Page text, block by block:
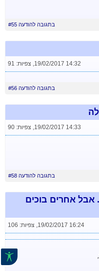
בתגובה להודעה #55
19/02/2017 14:32
, צפיות: 91
בתגובה להודעה #56
19/02/2017 14:33
, צפיות: 90
בתגובה להודעה #58
אבל אחרים בוכים
19/02/2017 16:24
, צפיות: 106